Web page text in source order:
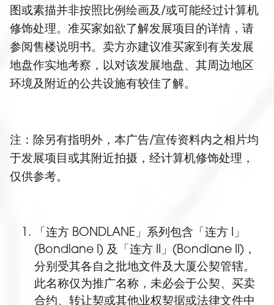
图或素描并非按照比例绘画及/或可能经过计算机
修饰处理。准买家如欲了解发展项目的详情，请
参阅售楼说明书。卖方亦建议准买家到有关发展
地盘作实地考察，以对该发展地盘、其周边地区
环境及附近的公共设施有较佳了解。
注：除另有指明外，本广告/宣传资料内之相片均
于发展项目或其附近拍摄，经计算机修饰处理，
仅供参考。
「连方 BONDLANE」系列包含「连方 I」
(Bondlane I) 及「连方 II」(Bondlane II)，
分别受其各自之批地文件及大厦公契管辖。
此名称仅为推广名称，未必会于公契、买卖
合约、转让契或其他业权契据或法律文件中